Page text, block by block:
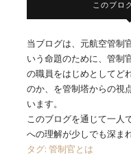
このブロ
当ブログは、元航空管制
いう命題のために、管制
の職員をはじめとしてど
のか、を管制塔からの視
います。
このブログを通じて一人
への理解が少しでも深ま
タグ: 管制官とは